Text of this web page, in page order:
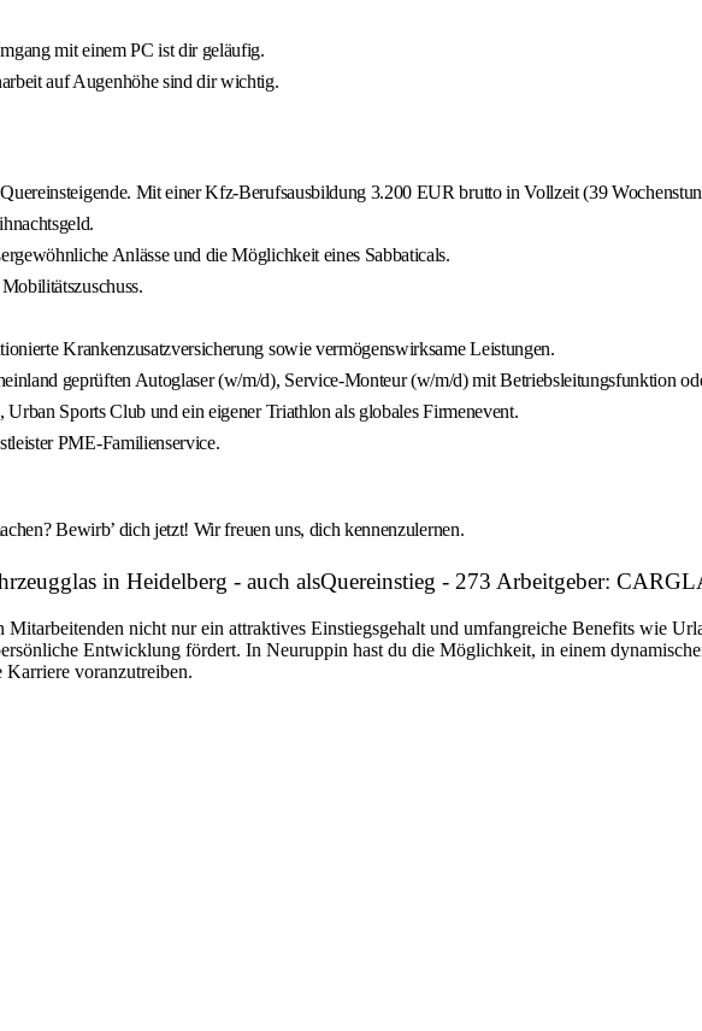
mit einem PC ist dir geläufig.
auf Augenhöhe sind dir wichtig.
Mit einer Kfz-Berufsausbildung 3.200 EUR brutto in Vollzeit (39
Anlässe und die Möglichkeit eines Sabbaticals.
Krankenzusatzversicherung sowie vermögenswirksame Leistungen.
geprüften Autoglaser (w/m/d), Service-Monteur (w/m/d) mit Betriebsleitungsfunktion
Sports Club und ein eigener Triathlon als globales Firmenevent.
PME-Familienservice.
Bewirb’ dich jetzt! Wir freuen uns, dich kennenzulernen.
in Heidelberg - auch alsQuereinstieg - 273 Arbeitgeber:
nicht nur ein attraktives Einstiegsgehalt und umfangreiche Benefits wie
Entwicklung fördert. In Neuruppin hast du die Möglichkeit, in einem
voranzutreiben.